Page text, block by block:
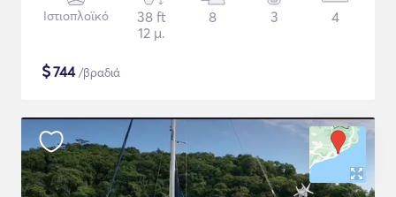
Ιστιοπλοϊκό
38 ft
12 μ.
8 3 4
$744/βραδιά